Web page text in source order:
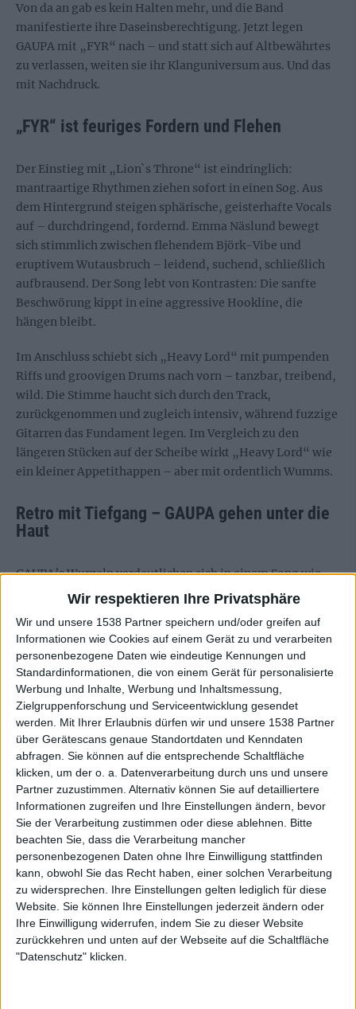
Wir respektieren Ihre Privatsphäre
Wir und unsere 1538 Partner speichern und/oder greifen auf
Informationen wie Cookies auf einem Gerät zu und verarbeiten
personenbezogene Daten wie eindeutige Kennungen und
Standardinformationen, die von einem Gerät für personalisierte
Werbung und Inhalte, Werbung und Inhaltsmessung,
Zielgruppenforschung und Serviceentwicklung gesendet
werden. Mit Ihrer Erlaubnis dürfen wir und unsere 1538 Partner
über Gerätescans genaue Standortdaten und Kenndaten
abfragen. Sie können auf die entsprechende Schaltfläche
klicken, um der o. a. Datenverarbeitung durch uns und unsere
Partner zuzustimmen. Alternativ können Sie auf detailliertere
Informationen zugreifen und Ihre Einstellungen ändern, bevor
Sie der Verarbeitung zustimmen oder diese ablehnen. Bitte
beachten Sie, dass die Verarbeitung mancher
personenbezogenen Daten ohne Ihre Einwilligung stattfinden
kann, obwohl Sie das Recht haben, einer solchen Verarbeitung
zu widersprechen. Ihre Einstellungen gelten lediglich für diese
Website. Sie können Ihre Einstellungen jederzeit ändern oder
Ihre Einwilligung widerrufen, indem Sie zu dieser Website
zurückkehren und unten auf der Webseite auf die Schaltfläche
"Datenschutz" klicken.
Von da an gab es kein Halten mehr, und die Band
manifestierte ihre Daseinsberechtigung. Jetzt legen
GAUPA mit „FYR“ nach – und statt sich auf Altbewährtes
zu verlassen, weiten sie ihr Klanguniversum aus. Und das
mit Nachdruck.
„FYR“ ist feuriges Fordern und Flehen
Der Einstieg mit „Lion`s Throne“ ist eindringlich:
mantraartige Rhythmen ziehen sofort in einen Sog. Aus
dem Hintergrund steigen sphärische, geisterhafte Vocals
auf – durchdringend, fordernd. Emma Näslund bewegt
sich stimmlich zwischen flehendem Björk-Vibe und
eruptivem Wutausbruch – leidend, suchend, schließlich
aufbrausend. Der Song lebt von Kontrasten: Die sanfte
Beschwörung kippt in eine aggressive Hookline, die
hängen bleibt.
Im Anschluss schiebt sich „Heavy Lord“ mit pumpenden
Riffs und groovigen Drums nach vorn – tanzbar, treibend,
wild. Die Stimme haucht sich durch den Track,
zurückgenommen und zugleich intensiv, während fuzzige
Gitarren das Fundament legen. Im Vergleich zu den
längeren Stücken auf der Scheibe wirkt „Heavy Lord“ wie
ein kleiner Appetithappen – aber mit ordentlich Wumms.
Retro mit Tiefgang – GAUPA gehen unter die
Haut
GAUPA’s Wurzeln verdeutlichen sich in einem Song wie
„Ten Of Twelve“. Tempo raus, fast schon balladig,
bluesig, mit einem klaren 70s-Touch. Die Gitarren türmen
sich langsam auf und umhüllen jedes gesungene Wort
nach und nach vollständig. Näslunds Stimme klingt
voluminös, ohne sich aufzudrängen – sie schwebt,
erzählt, bleibt präsent. Die Atmosphäre ist warm und
zurückhaltend, doch GAUPA halten die Spannung
konsequent hoch.
GAUPA’s Klangwelt – wild, roh, rituell
Verzerrte Riffs, schwere Grooves, tranceartige Dynamik:
GAUPA sind nichts für nebenbei. Ihr Sound ist wie ein
psychedelischer Marsch durch einen verzauberten Wald –
düster, hypnotisch, lebendig. Fronterin Emma Näslund
variiert zwischen sirenenhaftem Wahnsinn und
erzählerischer Ruhe. Mal flüstert sie, mal schreit sie –
immer mit Ausdruck, immer mit Seele.
„FYR“ ist kein klassisches Album, sondern ein eigenes
Reich. GAUPA erschaffen eine mystische Klangwelt